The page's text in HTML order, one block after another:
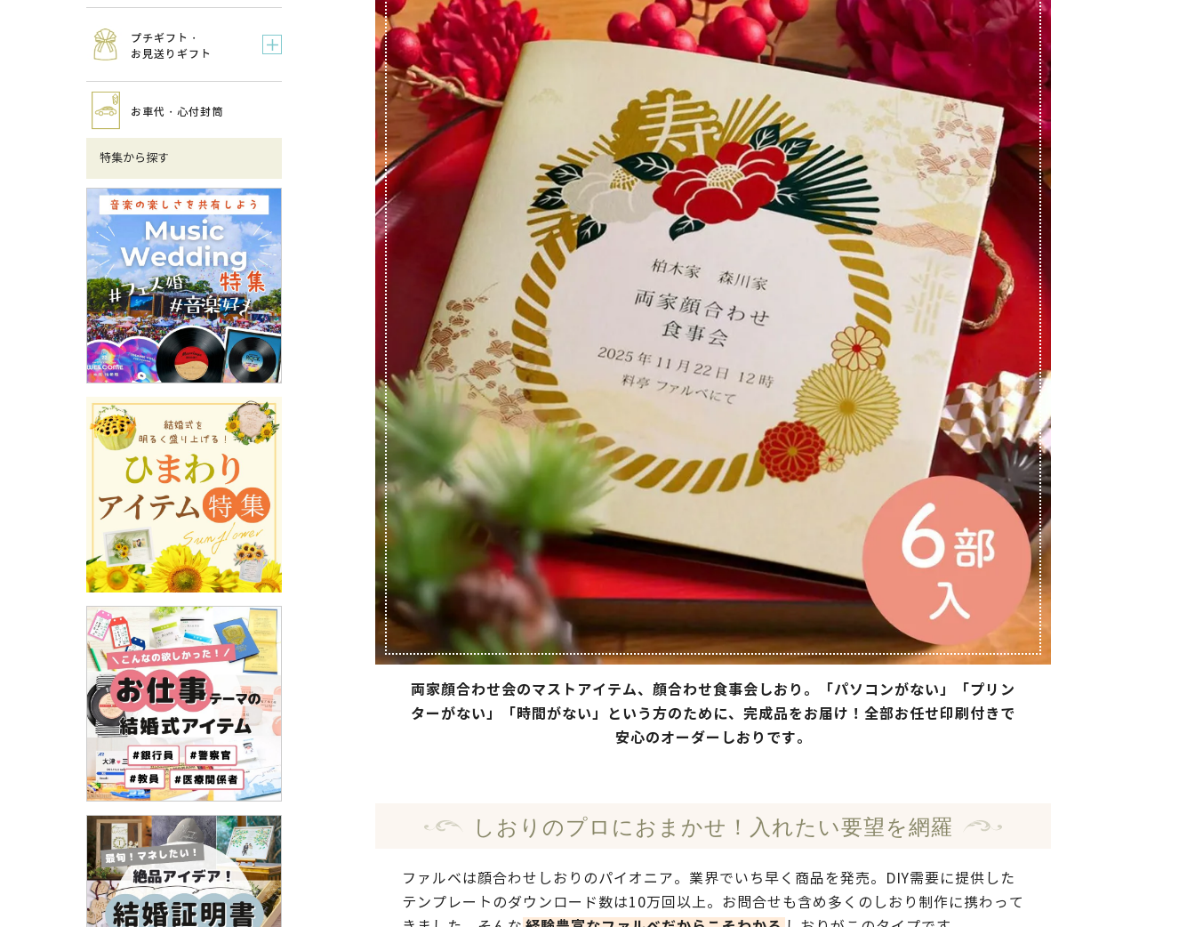
プチギフト・
お見送りギフト
お車代・心付封筒
特集から探す
両家顔合わせ会のマストアイテム、顔合わせ食事会しおり。「パソコンがない」「プリン
ターがない」「時間がない」という方のために、完成品をお届け！全部お任せ印刷付きで
安心のオーダーしおりです。
しおりのプロにおまかせ！ 入れたい要望を網羅
ファルベは顔合わせしおりのパイオニア。業界でいち早く商品を発売。DIY需要に提供した
テンプレートのダウンロード数は10万回以上。お問合せも含め多くのしおり制作に携わって